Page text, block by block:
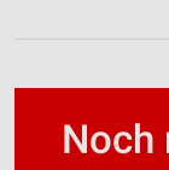
Noch